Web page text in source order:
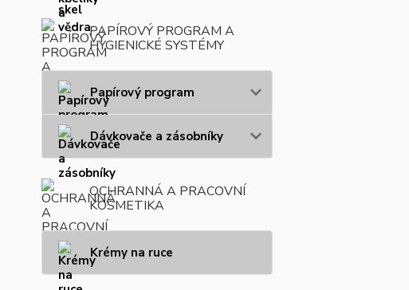
PAPÍROVÝ PROGRAM A
HYGIENICKÉ SYSTÉMY
Papírový program
Dávkovače a zásobníky
OCHRANNÁ A PRACOVNÍ
KOSMETIKA
Krémy na ruce